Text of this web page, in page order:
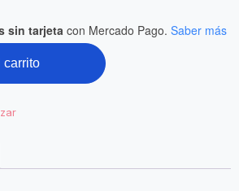
sin tarjeta con Mercado Pago. Saber más
carrito